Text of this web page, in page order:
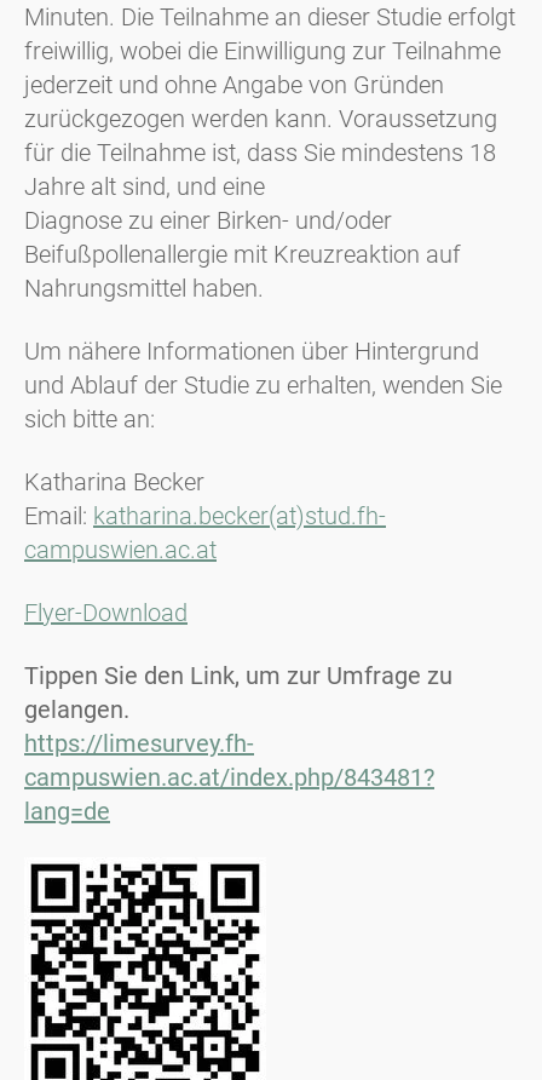
Minuten. Die Teilnahme an dieser Studie erfolgt
freiwillig, wobei die Einwilligung zur Teilnahme
jederzeit und ohne Angabe von Gründen
zurückgezogen werden kann. Voraussetzung
für die Teilnahme ist, dass Sie mindestens 18
Jahre alt sind, und eine
Diagnose zu einer Birken- und/oder
Beifußpollenallergie mit Kreuzreaktion auf
Nahrungsmittel haben.
Um nähere Informationen über Hintergrund
und Ablauf der Studie zu erhalten, wenden Sie
sich bitte an:
Katharina Becker
Email: katharina.becker(at)stud.fh-
campuswien.ac.at
Flyer-Download
Tippen Sie den Link, um zur Umfrage zu
gelangen.
https://limesurvey.fh-
campuswien.ac.at/index.php/843481?
lang=de